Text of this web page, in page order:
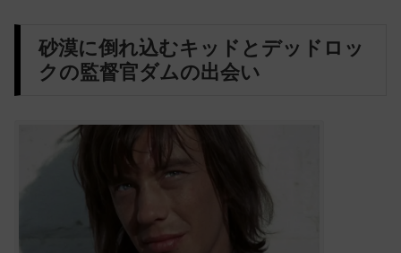
砂漠に倒れ込むキッドとデッドロッ
クの監督官ダムの出会い